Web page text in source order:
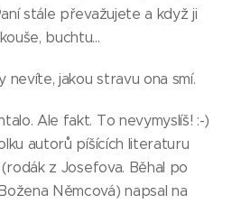
stále převažujete a když ji
buchtu...
nevíte, jakou stravu ona smí.
Ale fakt. To nevymyslíš! :-)
autorů píšících literaturu
z Josefova. Běhal po
Němcová) napsal na